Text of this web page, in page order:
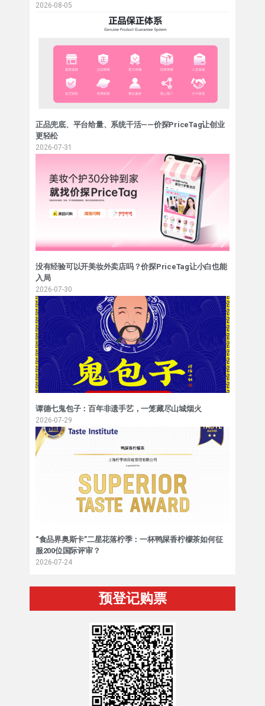
2026-08-05
正品兜底、平台给量、系统干活——价探PriceTag让创业
更轻松
2026-07-31
没有经验可以开美妆外卖店吗？价探PriceTag让小白也能
入局
2026-07-30
谭德七鬼包子：百年非遗手艺，一笼藏尽山城烟火
2026-07-29
“食品界奥斯卡”二星花落柠季：一杯鸭屎香柠檬茶如何征
服200位国际评审？
2026-07-24
预登记购票